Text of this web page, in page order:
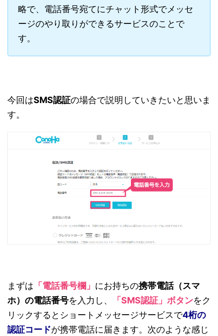
略で、電話番号宛てにチャット形式でメッセ
ージのやり取りができるサービスのことで
す。
今回はSMS認証の場合で説明していきたいと思いま
す。
まずは 「電話番号欄」 にお持ちの携帯電話（スマ
ホ）の電話番号を入力し、 「SMS認証」ボタンをク
リックするとショートメッセージサービスで4桁の
認証コードが携帯電話に届きます。次のような感じ